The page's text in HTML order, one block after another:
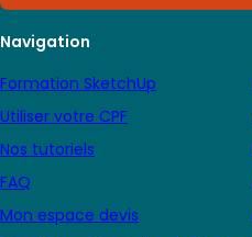
Navigation
Formation SketchUp
Utiliser votre CPF
Nos tutoriels
FAQ
Mon espace devis